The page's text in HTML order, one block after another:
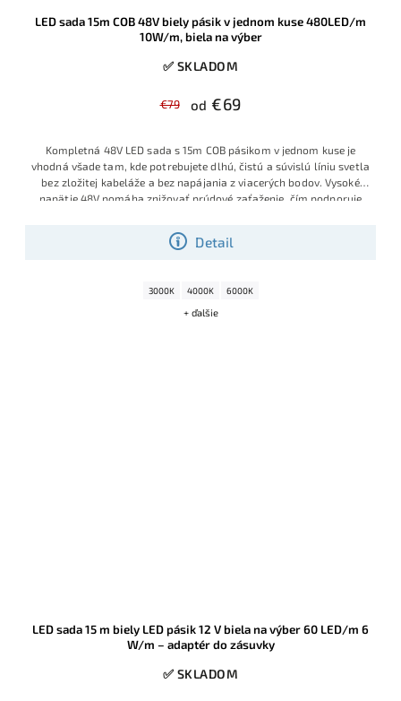
LED sada 15m COB 48V biely pásik v jednom kuse 480LED/m
10W/m, biela na výber
✅ SKLADOM
€79 od €69
Detail
Kompletná 48V LED sada s 15m COB pásikom v jednom kuse je
vhodná všade tam, kde potrebujete dlhú, čistú a súvislú líniu svetla
bez zložitej kabeláže a bez napájania z viacerých bodov. Vysoké
napätie 48V pomáha znižovať prúdové zaťaženie, čím podporuje
inštalácie.
3000K 4000K 6000K
+ ďalšie
LED sada 15 m biely LED pásik 12 V biela na výber 60 LED/m 6
W/m – adaptér do zásuvky
✅ SKLADOM